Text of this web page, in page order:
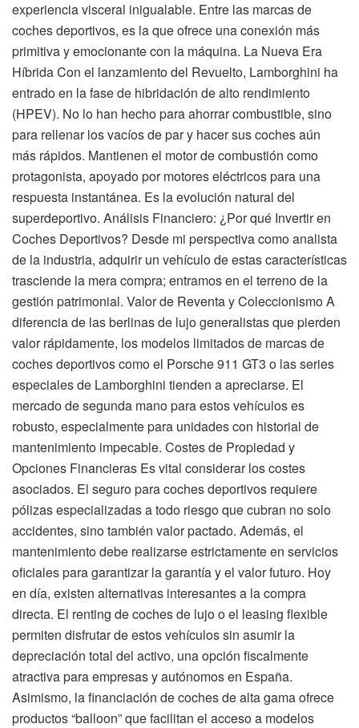
experiencia visceral inigualable. Entre las marcas de
coches deportivos, es la que ofrece una conexión más
primitiva y emocionante con la máquina. La Nueva Era
Híbrida Con el lanzamiento del Revuelto, Lamborghini ha
entrado en la fase de hibridación de alto rendimiento
(HPEV). No lo han hecho para ahorrar combustible, sino
para rellenar los vacíos de par y hacer sus coches aún
más rápidos. Mantienen el motor de combustión como
protagonista, apoyado por motores eléctricos para una
respuesta instantánea. Es la evolución natural del
superdeportivo. Análisis Financiero: ¿Por qué Invertir en
Coches Deportivos? Desde mi perspectiva como analista
de la industria, adquirir un vehículo de estas características
trasciende la mera compra; entramos en el terreno de la
gestión patrimonial. Valor de Reventa y Coleccionismo A
diferencia de las berlinas de lujo generalistas que pierden
valor rápidamente, los modelos limitados de marcas de
coches deportivos como el Porsche 911 GT3 o las series
especiales de Lamborghini tienden a apreciarse. El
mercado de segunda mano para estos vehículos es
robusto, especialmente para unidades con historial de
mantenimiento impecable. Costes de Propiedad y
Opciones Financieras Es vital considerar los costes
asociados. El seguro para coches deportivos requiere
pólizas especializadas a todo riesgo que cubran no solo
accidentes, sino también valor pactado. Además, el
mantenimiento debe realizarse estrictamente en servicios
oficiales para garantizar la garantía y el valor futuro. Hoy
en día, existen alternativas interesantes a la compra
directa. El renting de coches de lujo o el leasing flexible
permiten disfrutar de estos vehículos sin asumir la
depreciación total del activo, una opción fiscalmente
atractiva para empresas y autónomos en España.
Asimismo, la financiación de coches de alta gama ofrece
productos “balloon” que facilitan el acceso a modelos